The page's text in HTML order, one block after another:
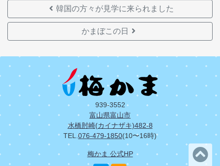
韓国の方々が見学に来られました
かまぼこの日
939-3552
富山県富山市
水橋肘崎(カイナザキ)482-8
TEL.076-479-1850(10〜16時)
梅かま 公式HP